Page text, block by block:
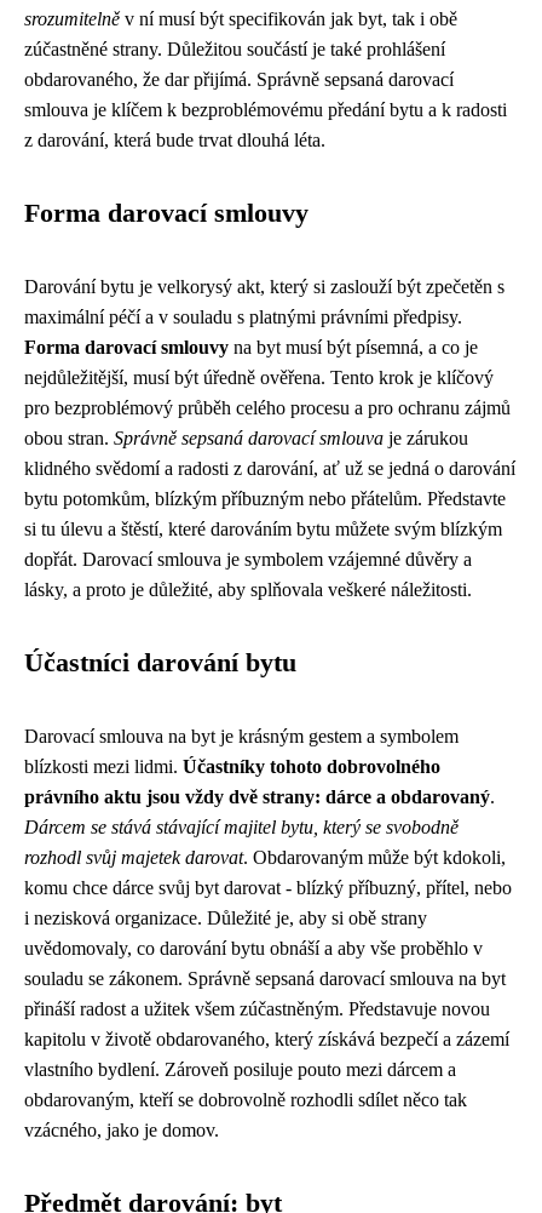
srozumitelně v ní musí být specifikován jak byt, tak i obě
zúčastněné strany. Důležitou součástí je také prohlášení
obdarovaného, že dar přijímá. Správně sepsaná darovací
smlouva je klíčem k bezproblémovému předání bytu a k radosti
z darování, která bude trvat dlouhá léta.
Forma darovací smlouvy
Darování bytu je velkorysý akt, který si zaslouží být zpečetěn s
maximální péčí a v souladu s platnými právními předpisy.
Forma darovací smlouvy na byt musí být písemná, a co je
nejdůležitější, musí být úředně ověřena. Tento krok je klíčový
pro bezproblémový průběh celého procesu a pro ochranu zájmů
obou stran. Správně sepsaná darovací smlouva je zárukou
klidného svědomí a radosti z darování, ať už se jedná o darování
bytu potomkům, blízkým příbuzným nebo přátelům. Představte
si tu úlevu a štěstí, které darováním bytu můžete svým blízkým
dopřát. Darovací smlouva je symbolem vzájemné důvěry a
lásky, a proto je důležité, aby splňovala veškeré náležitosti.
Účastníci darování bytu
Darovací smlouva na byt je krásným gestem a symbolem
blízkosti mezi lidmi. Účastníky tohoto dobrovolného
právního aktu jsou vždy dvě strany: dárce a obdarovaný.
Dárcem se stává stávající majitel bytu, který se svobodně
rozhodl svůj majetek darovat. Obdarovaným může být kdokoli,
komu chce dárce svůj byt darovat - blízký příbuzný, přítel, nebo
i nezisková organizace. Důležité je, aby si obě strany
uvědomovaly, co darování bytu obnáší a aby vše proběhlo v
souladu se zákonem. Správně sepsaná darovací smlouva na byt
přináší radost a užitek všem zúčastněným. Představuje novou
kapitolu v životě obdarovaného, který získává bezpečí a zázemí
vlastního bydlení. Zároveň posiluje pouto mezi dárcem a
obdarovaným, kteří se dobrovolně rozhodli sdílet něco tak
vzácného, jako je domov.
Předmět darování: byt